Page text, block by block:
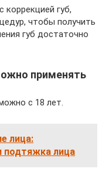
коррекцией губ,
чтобы получить
губ достаточно
применять
с 18 лет.
лица:
подтяжка лица